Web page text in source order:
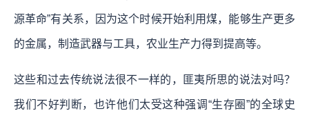
源革命”有关系，因为这个时候开始利用煤，能够生产更多
的金属，制造武器与工具，农业生产力得到提高等。
这些和过去传统说法很不一样的，匪夷所思的说法对吗？
我们不好判断，也许他们太受这种强调“生存圈”的全球史